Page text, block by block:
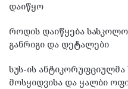
დაიწყო
როდის დაიწყება
განრიგი და დეტალები
სუს-ის
მოსყიდვისა და ყალბი